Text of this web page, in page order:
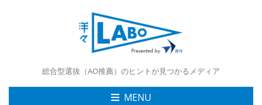
総合型選抜（AO推薦）のヒントが見つかるメディア
MENU